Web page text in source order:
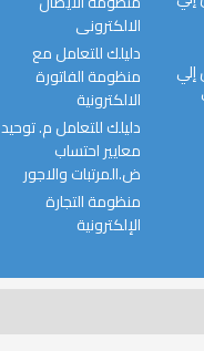
الالكترونى
دليلك للتعامل مع
منظومة الفاتورة
الالكترونية
دليلك للتعامل م. توحيد
معايير احتساب
ض.المرتبات والاجور
منظومة التجارة
الإلكترونية